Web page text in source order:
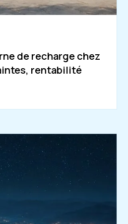
de recharge chez
rentabilité